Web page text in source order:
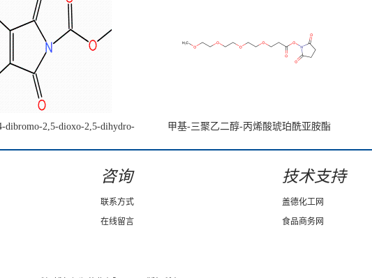
dibromo-2,5-dioxo-2,5-dihydro-
甲基-三聚乙二醇-丙烯酸琥珀酰亚胺酯
咨询
联系方式
在线留言
技术支持
盖德化工网
食品商务网